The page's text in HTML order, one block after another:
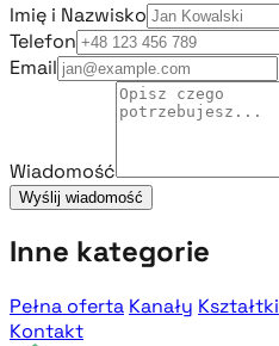
Imię i Nazwisko
Telefon
Email
Wiadomość
Wyślij wiadomość
Inne kategorie
Pełna oferta Kanały Kształtki
Kontakt